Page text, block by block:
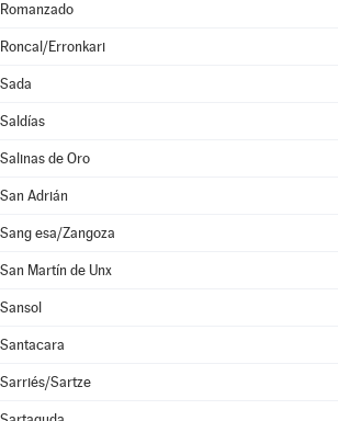
Romanzado
Roncal/Erronkari
Sada
Saldías
Salinas de Oro
San Adrián
Sang esa/Zangoza
San Martín de Unx
Sansol
Santacara
Sarriés/Sartze